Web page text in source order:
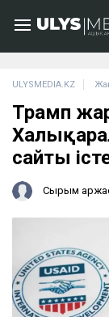
ULYSMEDIA.KZ
Трамп
сайты
Сырым